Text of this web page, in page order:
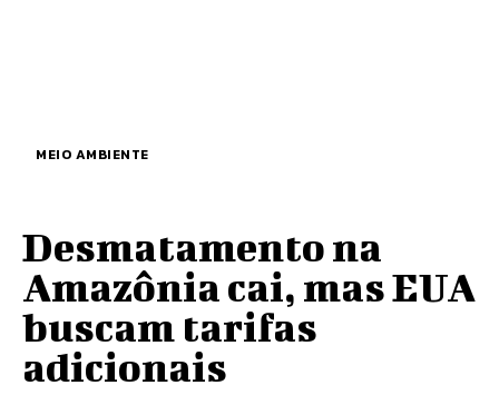
MEIO AMBIENTE
Desmatamento na
Amazônia cai, mas EUA
buscam tarifas
adicionais